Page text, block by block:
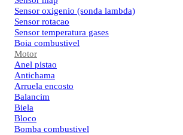
Sensor oxigenio (sonda lambda)
Sensor rotacao
Sensor temperatura gases
Boia combustivel
Motor
Anel pistao
Antichama
Arruela encosto
Balancim
Biela
Bloco
Bomba combustivel